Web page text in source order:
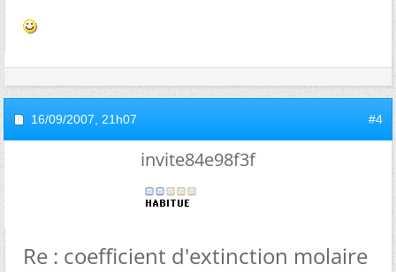
16/09/2007, 21h07 #4
invite84e98f3f
Re : coefficient d'extinction molaire